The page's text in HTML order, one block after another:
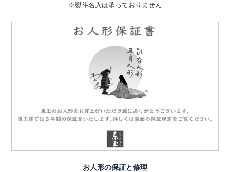
※熨斗名入は承っておりません
お人形の保証と修理